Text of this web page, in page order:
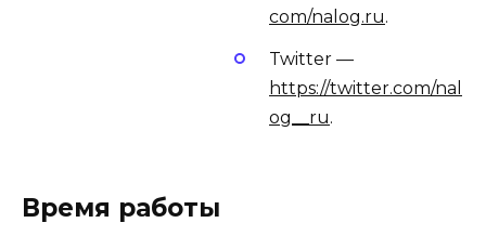
com/nalog.ru.
Twitter —
https://twitter.com/nal
og__ru.
Время работы